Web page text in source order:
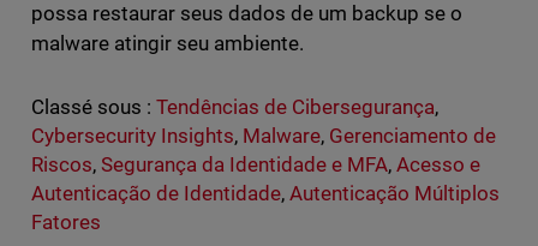
possa restaurar seus dados de um backup se o
malware atingir seu ambiente.
Classé sous : Tendências de Cibersegurança,
Cybersecurity Insights, Malware, Gerenciamento de
Riscos, Segurança da Identidade e MFA,Acesso e
Autenticação de Identidade, Autenticação Múltiplos
Fatores